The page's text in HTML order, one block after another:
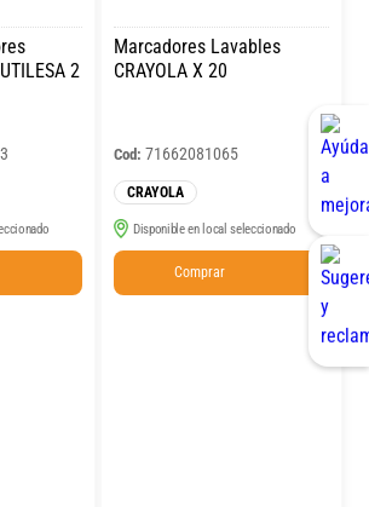
2
Marcadores Lavables
CRAYOLA X 20
Cod: 71662081065
CRAYOLA
Disponible en local seleccionado
Comprar